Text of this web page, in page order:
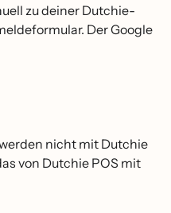
zu deiner Dutchie-
Der Google
nicht mit Dutchie
von Dutchie POS mit